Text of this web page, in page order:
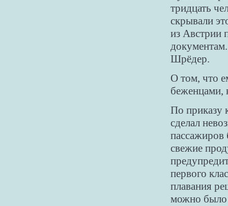
тридцать
скрывали
из Австрии
Шрёдер.
О том, что
беженцами,
По приказу
сделал
свежие
первого
плавания
можно было